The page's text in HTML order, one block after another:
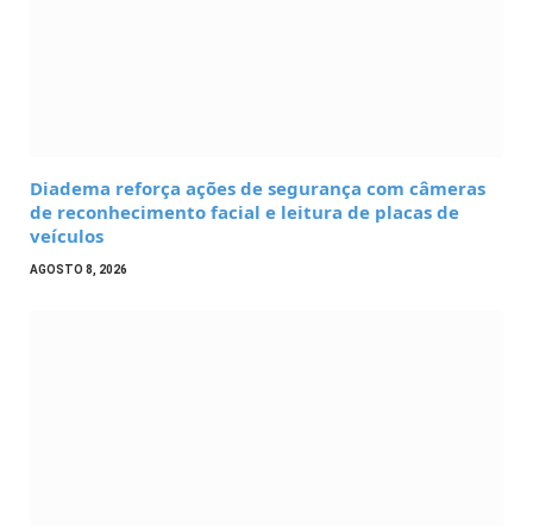
Diadema reforça ações de segurança com câmeras
de reconhecimento facial e leitura de placas de
veículos
AGOSTO 8, 2026